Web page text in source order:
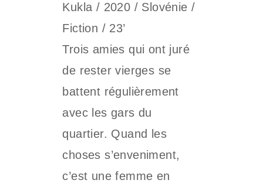
Kukla / 2020 / Slovénie /
Fiction / 23’
Trois amies qui ont juré
de rester vierges se
battent régulièrement
avec les gars du
quartier. Quand les
choses s’enveniment,
c’est une femme en